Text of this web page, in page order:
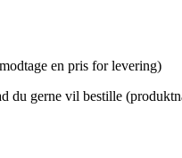
en pris for levering)
du gerne vil bestille